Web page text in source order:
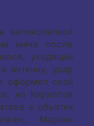
великолепной
мяче после
уходящий
антенну, удар
оформил свой
но Кириллов
в объятия
Маркин